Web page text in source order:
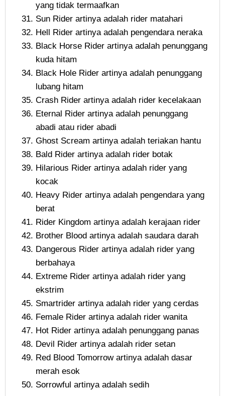
yang tidak termaafkan
Sun Rider artinya adalah rider matahari
Hell Rider artinya adalah pengendara neraka
Black Horse Rider artinya adalah penunggang
kuda hitam
Black Hole Rider artinya adalah penunggang
lubang hitam
Crash Rider artinya adalah rider kecelakaan
Eternal Rider artinya adalah penunggang
abadi atau rider abadi
Ghost Scream artinya adalah teriakan hantu
Bald Rider artinya adalah rider botak
Hilarious Rider artinya adalah rider yang
kocak
Heavy Rider artinya adalah pengendara yang
berat
Rider Kingdom artinya adalah kerajaan rider
Brother Blood artinya adalah saudara darah
Dangerous Rider artinya adalah rider yang
berbahaya
Extreme Rider artinya adalah rider yang
ekstrim
Smartrider artinya adalah rider yang cerdas
Female Rider artinya adalah rider wanita
Hot Rider artinya adalah penunggang panas
Devil Rider artinya adalah rider setan
Red Blood Tomorrow artinya adalah dasar
merah esok
Sorrowful artinya adalah sedih